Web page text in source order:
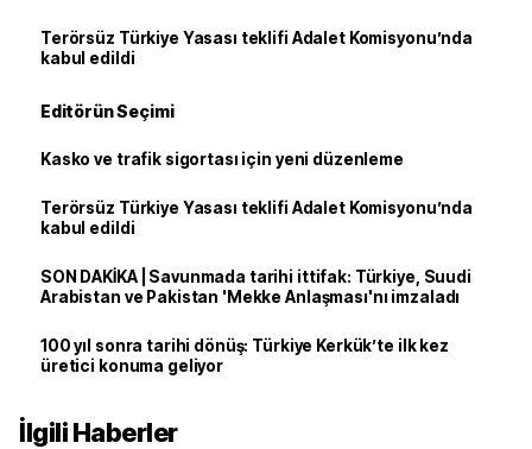
Terörsüz Türkiye Yasası teklifi Adalet Komisyonu’nda
kabul edildi
Editörün Seçimi
Kasko ve trafik sigortası için yeni düzenleme
Terörsüz Türkiye Yasası teklifi Adalet Komisyonu’nda
kabul edildi
SON DAKİKA | Savunmada tarihi ittifak: Türkiye, Suudi
Arabistan ve Pakistan 'Mekke Anlaşması'nı imzaladı
100 yıl sonra tarihi dönüş: Türkiye Kerkük’te ilk kez
üretici konuma geliyor
İlgili Haberler